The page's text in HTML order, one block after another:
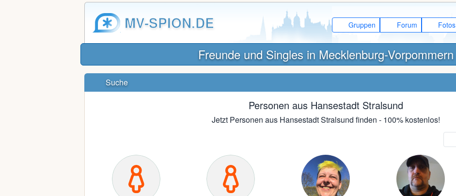
MV-SPION.DE Gruppen Forum Fotos
Freunde und Singles in Mecklenburg-Vorpommern
Suche
Personen aus Hansestadt Stralsund
Jetzt Personen aus Hansestadt Stralsund finden - 100% kostenlos!